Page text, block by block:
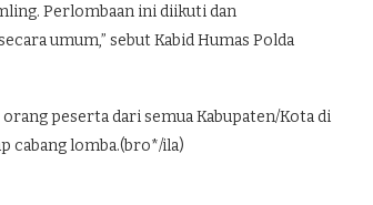
Perlombaan ini diikuti dan
umum,” sebut Kabid Humas Polda
peserta dari semua Kabupaten/Kota di
cabang lomba.(bro*/ila)